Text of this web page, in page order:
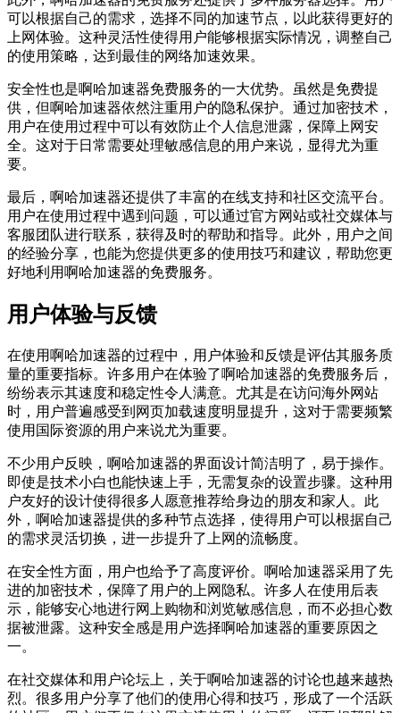
可以根据自己的需求，选择不同的加速节点，以此获得更好的
上网体验。这种灵活性使得用户能够根据实际情况，调整自己
的使用策略，达到最佳的网络加速效果。
安全性也是啊哈加速器免费服务的一大优势。虽然是免费提
供，但啊哈加速器依然注重用户的隐私保护。通过加密技术，
用户在使用过程中可以有效防止个人信息泄露，保障上网安
全。这对于日常需要处理敏感信息的用户来说，显得尤为重
要。
最后，啊哈加速器还提供了丰富的在线支持和社区交流平台。
用户在使用过程中遇到问题，可以通过官方网站或社交媒体与
客服团队进行联系，获得及时的帮助和指导。此外，用户之间
的经验分享，也能为您提供更多的使用技巧和建议，帮助您更
好地利用啊哈加速器的免费服务。
用户体验与反馈
在使用啊哈加速器的过程中，用户体验和反馈是评估其服务质
量的重要指标。许多用户在体验了啊哈加速器的免费服务后，
纷纷表示其速度和稳定性令人满意。尤其是在访问海外网站
时，用户普遍感受到网页加载速度明显提升，这对于需要频繁
使用国际资源的用户来说尤为重要。
不少用户反映，啊哈加速器的界面设计简洁明了，易于操作。
即使是技术小白也能快速上手，无需复杂的设置步骤。这种用
户友好的设计使得很多人愿意推荐给身边的朋友和家人。此
外，啊哈加速器提供的多种节点选择，使得用户可以根据自己
的需求灵活切换，进一步提升了上网的流畅度。
在安全性方面，用户也给予了高度评价。啊哈加速器采用了先
进的加密技术，保障了用户的上网隐私。许多人在使用后表
示，能够安心地进行网上购物和浏览敏感信息，而不必担心数
据被泄露。这种安全感是用户选择啊哈加速器的重要原因之
一。
在社交媒体和用户论坛上，关于啊哈加速器的讨论也越来越热
烈。很多用户分享了他们的使用心得和技巧，形成了一个活跃